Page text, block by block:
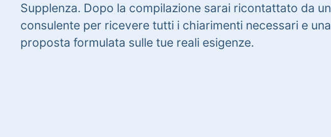
Supplenza. Dopo la compilazione sarai ricontattato da un
consulente per ricevere tutti i chiarimenti necessari e una
proposta formulata sulle tue reali esigenze.